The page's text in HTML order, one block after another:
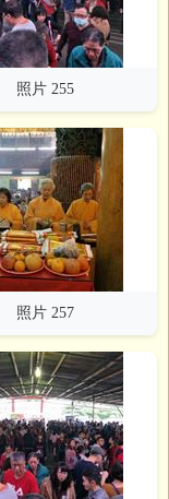
照片 255
照片 257